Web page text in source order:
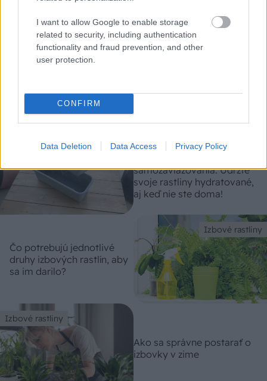
I want to allow Google to enable storage
related to security, including authentication
functionality and fraud prevention, and other
user protection.
CONFIRM
Data Deletion Data Access Privacy Policy
premení na nevábne mäkkú hmotu
Tri jednoduché a efektívne
samozavlažovania: Udržte
svoje rastliny hydratované,
aj keď nie ste doma!
Izbové rastliny
Čo potrebujú jednotlivé
druhy izbových rastlín, aby
sa im darilo?
Izbové rastliny
Ako sa správne postarať o
izbovky v zime